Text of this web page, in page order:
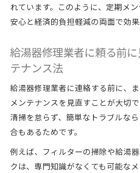
れています。このように、定期メ
安心と経済的負担軽減の両面で効果
給湯器修理業者に頼る前
テナンス法
給湯器修理業者に連絡する前に、
メンテナンスを見直すことが大切
清掃を怠らず、簡単なトラブルな
合もあるためです。
例えば、フィルターの掃除や給湯
クは、専門知識がなくても可能な